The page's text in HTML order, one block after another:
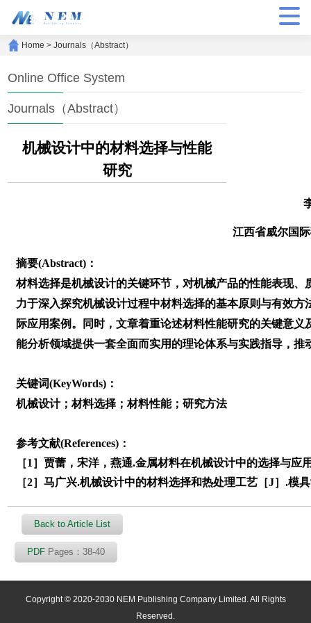
Home >Journals（Abstract）
Online Office System
Journals（Abstract）
机械设计中的材料选择与性能
研究
江西省威尔国
摘要(Abstract)：
材料选择是机械设计的关键环节，对机械产品的性能表现
力于深入探究机械设计过程中材料选择的基本原则与有效
际应用案例。同时，文章着重论述材料性能研究的关键意
能分析领域提供一套全面而实用的理论体系与实践指导，推
关键词(KeyWords)：
机械设计；材料选择；材料性能；研究方法
参考文献(References)：
［1］贾蕾，宋洋，燕通.金属材料在机械设计中的选择与应
［2］马广兴.机械设计中的材料选择和热处理工艺［J］.模
Back to Article List
PDF Pages：38-40
Copyright © 2020-2030 NEM Publishing Company Limited. All Rights
Reserved.